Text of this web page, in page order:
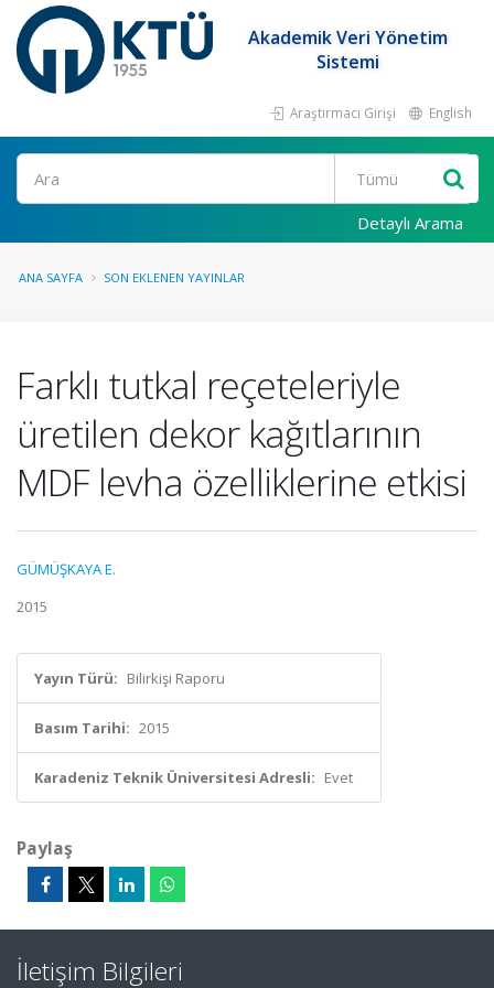
Akademik Veri Yönetim
Sistemi
Araştırmacı Girişi English
Ara
Detaylı Arama
ANA SAYFA SON EKLENEN YAYINLAR
Farklı tutkal reçeteleriyle
üretilen dekor kağıtlarının
MDF levha özelliklerine etkisi
GÜMÜŞKAYA E.
2015
Yayın Türü: Bilirkişi Raporu
Basım Tarihi: 2015
Karadeniz Teknik Üniversitesi Adresli: Evet
Paylaş
İletişim Bilgileri